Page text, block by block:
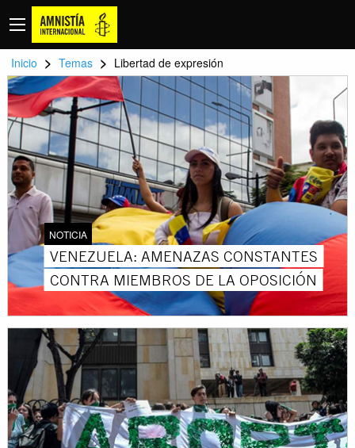
Inicio > Temas > Libertad de expresión
NOTICIA
VENEZUELA: AMENAZAS CONSTANTES
CONTRA MIEMBROS DE LA OPOSICIÓN